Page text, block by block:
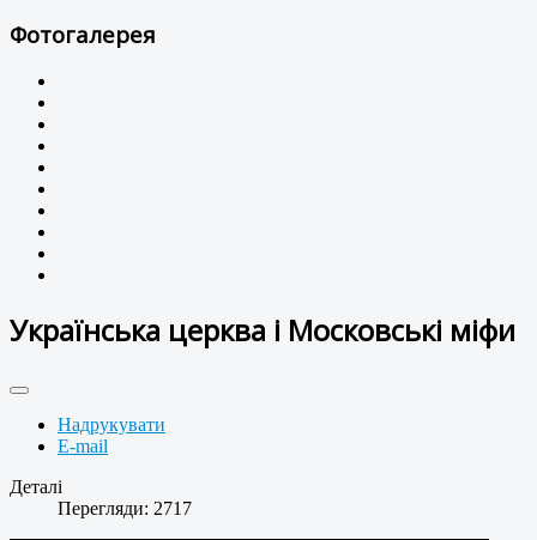
Фотогалерея
Українська церква і Московські міфи
Надрукувати
E-mail
Деталі
Перегляди: 2717